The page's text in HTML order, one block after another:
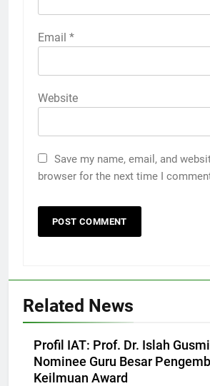
Email *
Website
Save my name, email, and
browser for the next time I
Related News
Profil IAT: Prof. Dr. Islah
Nominee Guru Besar
Keilmuan Award